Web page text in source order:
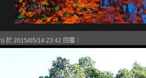
於 2015/05/14 23:42 回覆：